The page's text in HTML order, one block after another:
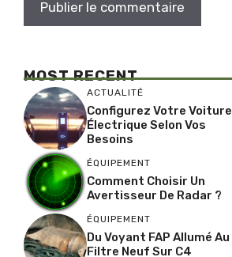
MOST RECENT
ACTUALITÉ
Configurez Votre Voiture
Électrique Selon Vos
Besoins
ÉQUIPEMENT
Comment Choisir Un
Avertisseur De Radar ?
ÉQUIPEMENT
Du Voyant FAP Allumé Au
Filtre Neuf Sur C4